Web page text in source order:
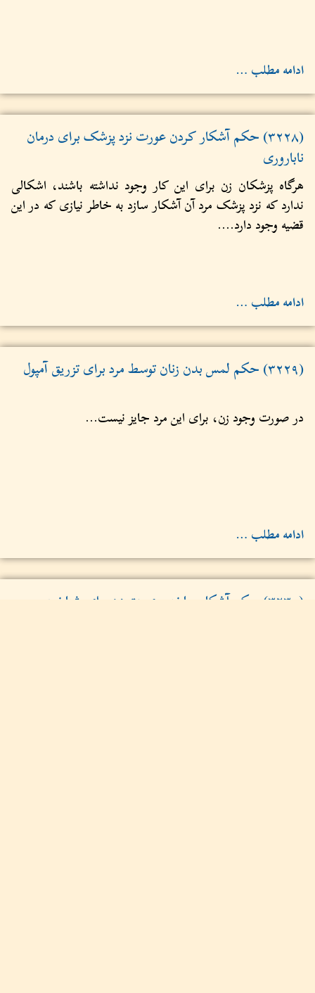
ادامه مطلب …
(۳۲۲۸) حکم آشکار کردن عورت نزد پزشک برای درمان
ناباروری
هرگاه پزشکان زن برای این کار وجود نداشته باشند، اشکالی
ندارد که نزد پزشک مرد آن آشکار سازد به خاطر نیازی که در این
قضیه وجود دارد....
ادامه مطلب …
(۳۲۲۹) حکم لمس بدن زنان توسط مرد برای تزریق آمپول
در صورت وجود زن، برای این مرد جایز نیست...
ادامه مطلب …
(۳۲۳۰) حکم آشکار ساختن عورت زن برای شناخت